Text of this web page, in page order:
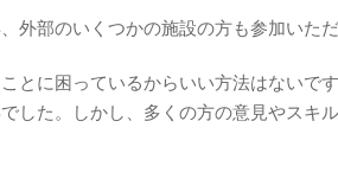
外部のいくつかの施設の方も参加いた
ことに困っているからいい方法はない
した。しかし、多くの方の意見やスキ